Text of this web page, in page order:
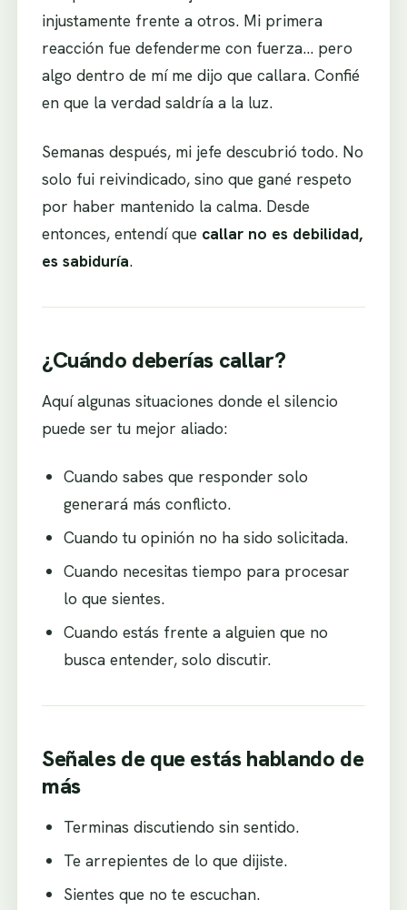
injustamente frente a otros. Mi primera
reacción fue defenderme con fuerza… pero
algo dentro de mí me dijo que callara. Confié
en que la verdad saldría a la luz.
Semanas después, mi jefe descubrió todo. No
solo fui reivindicado, sino que gané respeto
por haber mantenido la calma. Desde
entonces, entendí que callar no es debilidad,
es sabiduría.
¿Cuándo deberías callar?
Aquí algunas situaciones donde el silencio
puede ser tu mejor aliado:
Cuando sabes que responder solo
generará más conflicto.
Cuando tu opinión no ha sido solicitada.
Cuando necesitas tiempo para procesar
lo que sientes.
Cuando estás frente a alguien que no
busca entender, solo discutir.
Señales de que estás hablando de
más
Terminas discutiendo sin sentido.
Te arrepientes de lo que dijiste.
Sientes que no te escuchan.